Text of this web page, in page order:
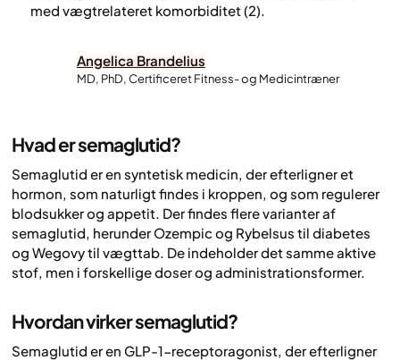
med vægtrelateret komorbiditet (2).
Angelica Brandelius
MD, PhD, Certificeret Fitness- og Medicintræner
Hvad er semaglutid?
Semaglutid er en syntetisk medicin, der efterligner et
hormon, som naturligt findes i kroppen, og som regulerer
blodsukker og appetit. Der findes flere varianter af
semaglutid, herunder Ozempic og Rybelsus til diabetes
og Wegovy til vægttab. De indeholder det samme aktive
stof, men i forskellige doser og administrationsformer.
Hvordan virker semaglutid?
Semaglutid er en GLP-1-receptoragonist, der efterligner